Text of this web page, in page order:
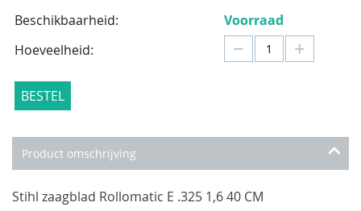
Beschikbaarheid:
Voorraad
Hoeveelheid:
+
−
BESTEL
Product omschrijving
Stihl zaagblad Rollomatic E .325 1,6 40 CM